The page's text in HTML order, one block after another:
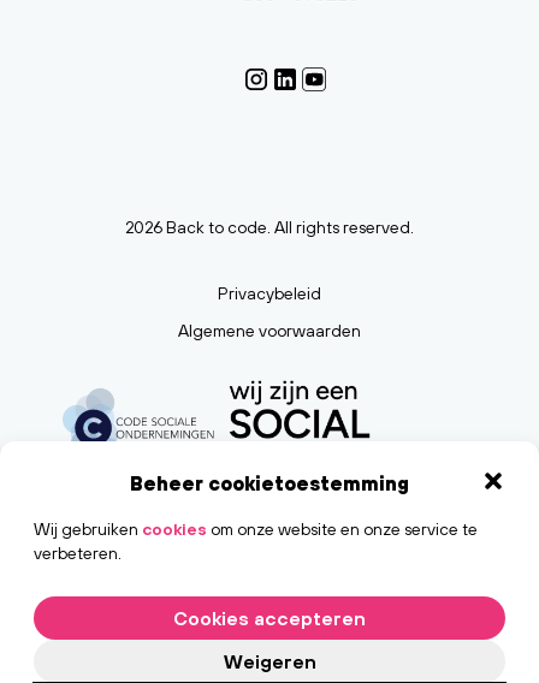
Beheer cookietoestemming
Wij gebruiken cookies om onze website en onze service te
verbeteren.
Cookies accepteren
Weigeren
2026 Back to code. All rights reserved.
Privacybeleid
Algemene voorwaarden